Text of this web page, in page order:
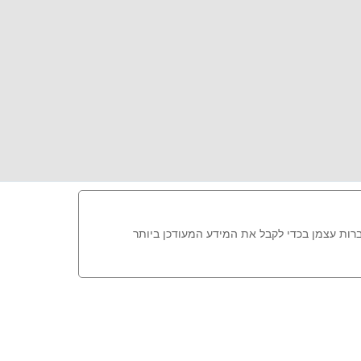
עצמן בכדי לקבל את המידע המעודכן ביותר